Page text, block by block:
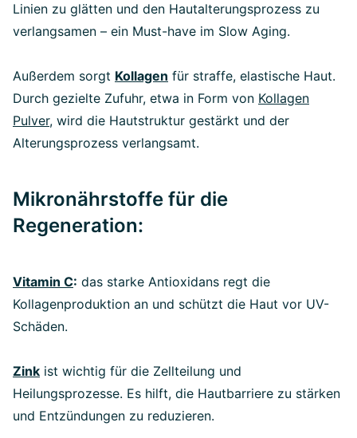
Linien zu glätten und den Hautalterungsprozess zu
verlangsamen – ein Must-have im Slow Aging.
Außerdem sorgt Kollagen für straffe, elastische Haut.
Durch gezielte Zufuhr, etwa in Form von Kollagen
Pulver, wird die Hautstruktur gestärkt und der
Alterungsprozess verlangsamt.
Mikronährstoffe für die
Regeneration:
Vitamin C: das starke Antioxidans regt die
Kollagenproduktion an und schützt die Haut vor UV-
Schäden.
Zink ist wichtig für die Zellteilung und
Heilungsprozesse. Es hilft, die Hautbarriere zu stärken
und Entzündungen zu reduzieren.